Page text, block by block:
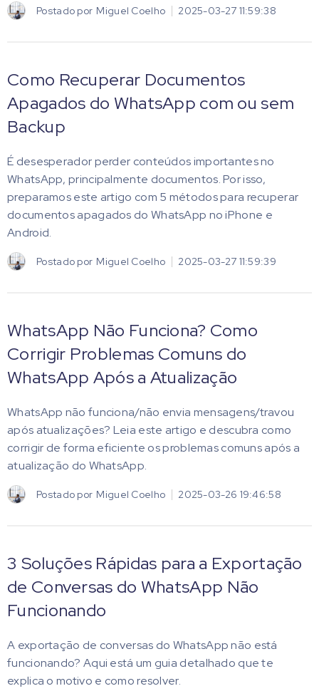
Postado por Miguel Coelho 2025-03-27 11:59:38
Como Recuperar Documentos
Apagados do WhatsApp com ou sem
Backup
É desesperador perder conteúdos importantes no
WhatsApp, principalmente documentos. Por isso,
preparamos este artigo com 5 métodos para recuperar
documentos apagados do WhatsApp no iPhone e
Android.
Postado por Miguel Coelho 2025-03-27 11:59:39
WhatsApp Não Funciona? Como
Corrigir Problemas Comuns do
WhatsApp Após a Atualização
WhatsApp não funciona/não envia mensagens/travou
após atualizações? Leia este artigo e descubra como
corrigir de forma eficiente os problemas comuns após a
atualização do WhatsApp.
Postado por Miguel Coelho 2025-03-26 19:46:58
3 Soluções Rápidas para a Exportação
de Conversas do WhatsApp Não
Funcionando
A exportação de conversas do WhatsApp não está
funcionando? Aqui está um guia detalhado que te
explica o motivo e como resolver.